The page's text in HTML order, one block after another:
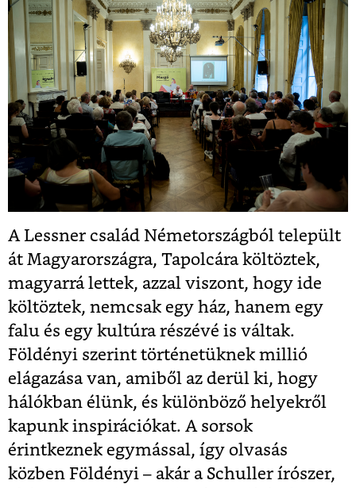
A Lessner család Németországból települt
át Magyarországra, Tapolcára költöztek,
magyarrá lettek, azzal viszont, hogy ide
költöztek, nemcsak egy ház, hanem egy
falu és egy kultúra részévé is váltak.
Földényi szerint történetüknek millió
elágazása van, amiből az derül ki, hogy
hálókban élünk, és különböző helyekről
kapunk inspirációkat. A sorsok
érintkeznek egymással, így olvasás
közben Földényi – akár a Schuller írószer,